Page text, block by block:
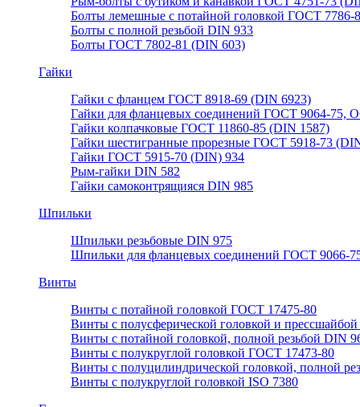
Болты лемешные с потайной головкой ГОСТ 7786-
Болты с полной резьбой DIN 933
Болты ГОСТ 7802-81 (DIN 603)
Гайки
Гайки с фланцем ГОСТ 8918-69 (DIN 6923)
Гайки для фланцевых соединений ГОСТ 9064-75,
Гайки колпачковые ГОСТ 11860-85 (DIN 1587)
Гайки шестигранные прорезные ГОСТ 5918-73
Гайки ГОСТ 5915-70 (DIN) 934
Рым-гайки DIN 582
Гайки самоконтрящияся DIN 985
Шпильки
Шпильки резьбовые DIN 975
Шпильки для фланцевых соединений ГОСТ 9066-
Винты
Винты с потайной головкой ГОСТ 17475-80
Винты с полусферической головкой и
Винты с потайной головкой, полной резьбой DIN
Винты с полукруглой головкой ГОСТ 17473-80
Винты с полуцилиндрической головкой, полной
Винты с полукруглой головкой ISO 7380